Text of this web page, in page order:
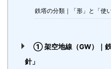
鉄塔の分類｜「形」と「使
① 架空地線（GW）｜
針」